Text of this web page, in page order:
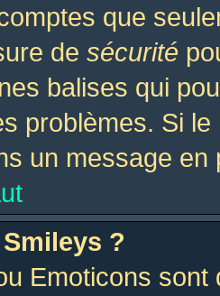
que
de sécurité
balises qui
problèmes. Si
un message
?
Emoticons